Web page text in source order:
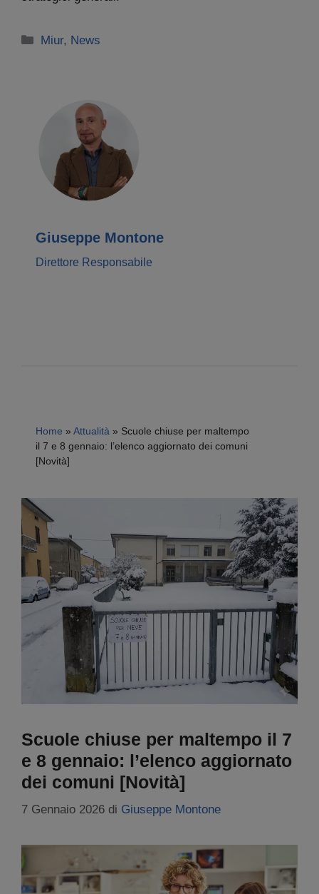
Categorie
Miur, News
Giuseppe Montone
Direttore Responsabile
Home » Attualità » Scuole chiuse per maltempo
il 7 e 8 gennaio: l’elenco aggiornato dei comuni
[Novità]
Scuole chiuse per maltempo il 7
e 8 gennaio: l’elenco aggiornato
dei comuni [Novità]
7 Gennaio 2026 di Giuseppe Montone